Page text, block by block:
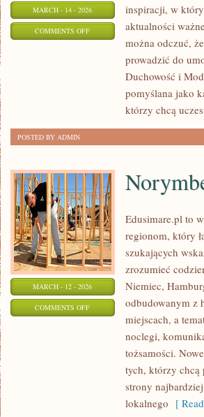
MARCH - 14 - 2026
COMMENTS OFFON
inspiracji, w
aktualności
można odczuć,
prowadzić do
Duchowość i
pomyślana jako
którzy chcą
POSTED BY ADMIN
MARCH - 12 - 2026
COMMENTS OFFON
NORYMBERGA
(NÜRNBERG/NUREMBERG)
Edusimare.pl to
regionom, który
szukających
zrozumieć
Niemiec,
odbudowanym z
miejscach, a
noclegi,
tożsamości.
tych, którzy chcą
strony
lokalnego [